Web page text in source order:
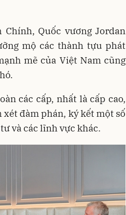
Quốc vương Jordan
mộ các thành tựu phát
mẽ của Việt Nam cũng
các cấp, nhất là cấp cao,
đàm phán, ký kết một số
và các lĩnh vực khác.